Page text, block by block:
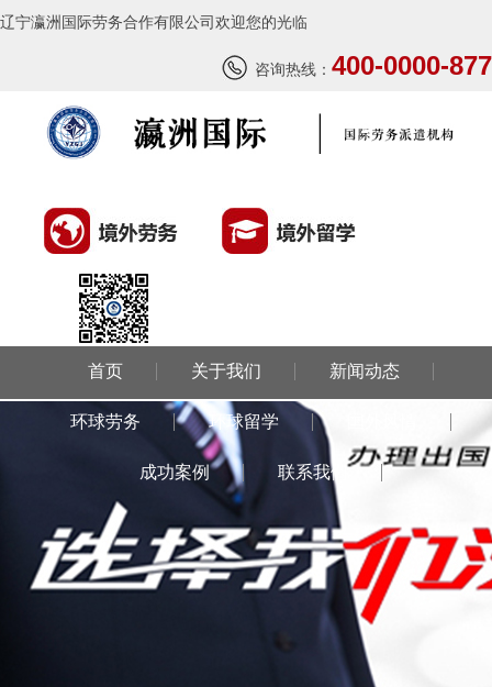
辽宁瀛洲国际劳务合作有限公司欢迎您的光临
咨询热线： 400-0000-877
首页 关于我们 新闻动态
环球劳务 环球留学
成功案例 联系我们